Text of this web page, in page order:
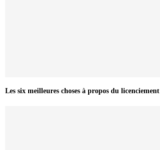
Les six meilleures choses à propos du licenciement